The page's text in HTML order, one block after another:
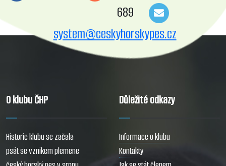
689
system@ceskyhorskypes.cz
O klubu ČHP
Historie klubu se začala
psát se vznikem plemene
Důležité odkazy
Informace o klubu
Kontakty